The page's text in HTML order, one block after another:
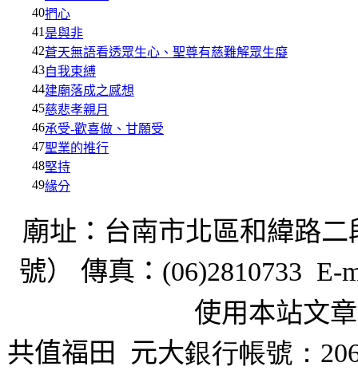
40捫心
41 是與非
42蒼天無語看透眾生心、聖尊有慈難解眾生癡
43自我束縛
44建廟落成之感想
45慈悲孝親月
46承受-歡喜做、甘願受
47聖業的推行
48堅持
49緣分
廟址：台南市北區和緯路二
號） 傳真： (06)2810733 E-
使用本站文
共值福田
元大銀行帳號：